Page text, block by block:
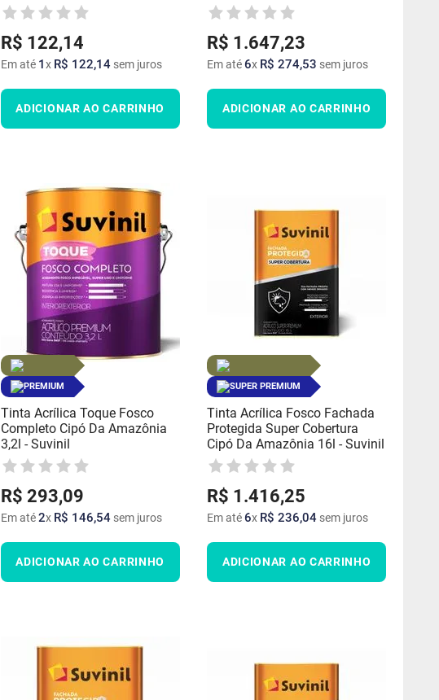
R$ 122,14
Em até 1 x R$ 122,14sem juros
ADICIONAR AO CARRINHO
R$ 1 .647,23
Em até6x R$ 274,53 sem juros
ADICIONAR AO CARRINHO
PREMIUM
Tinta Acrílica Toque Fosco
Completo Cipó Da Amazônia
3,2l - Suvinil
R$ 293,09
Em até2x R$ 146,54sem juros
ADICIONAR AO CARRINHO
SUPER PREMIUM
Tinta Acrílica Fosco Fachada
Protegida Super Cobertura
Cipó Da Amazônia 16l - Suvinil
R$ 1 .416,25
Em até6x R$ 236,04 sem juros
ADICIONAR AO CARRINHO